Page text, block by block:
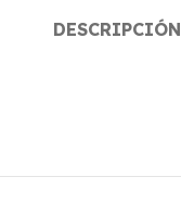
DESCRIPCIÓN